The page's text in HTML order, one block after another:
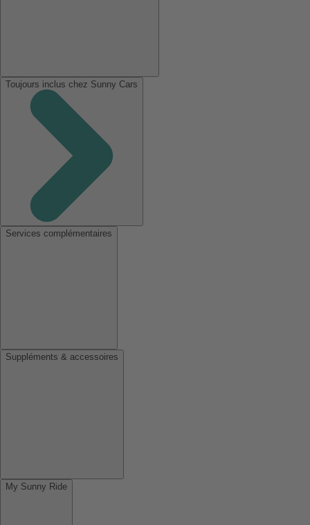
Toujours inclus chez Sunny Cars
Services complémentaires
Suppléments & accessoires
My Sunny Ride